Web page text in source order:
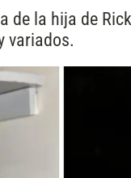
de la hija de
variados.